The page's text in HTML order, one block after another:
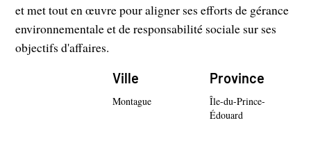
et met tout en œuvre pour aligner ses efforts de gérance
environnementale et de responsabilité sociale sur ses
objectifs d'affaires.
Ville
Montague
Province
Île-du-Prince-
Édouard